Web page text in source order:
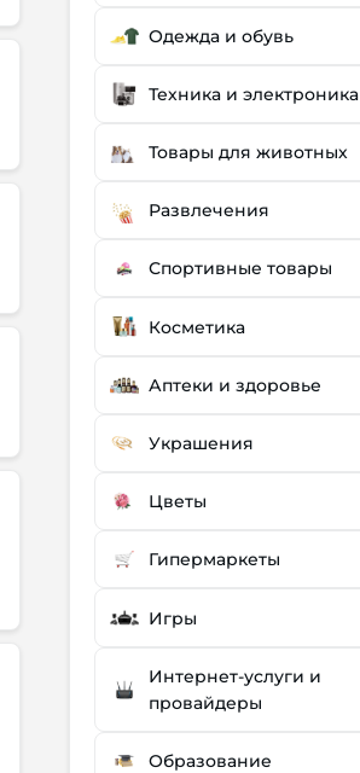
Одежда и обувь
Техника и электроника
Товары для животных
Развлечения
Спортивные товары
Косметика
Аптеки и здоровье
Украшения
Цветы
Гипермаркеты
Игры
Интернет-услуги и
провайдеры
Образование